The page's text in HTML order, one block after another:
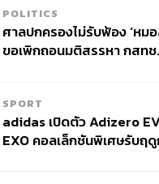
POLITICS
ศาลปกครองไม่รับฟ้อง ‘หม
ขอเพิกถอนมติสรรหา กสท
SPORT
adidas เปิดตัว Adizero
EXO คอลเล็กชันพิเศษรับฤ